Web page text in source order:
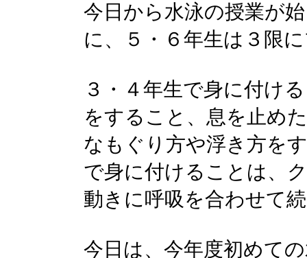
今日から水泳の授業が
に、５・６年生は３限
３・４年生で身に付け
をすること、息を止め
なもぐり方や浮き方を
で身に付けることは、
動きに呼吸を合わせて
今日は、今年度初めて